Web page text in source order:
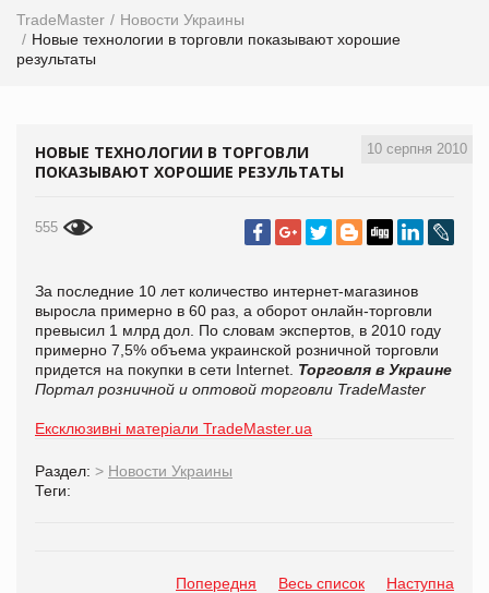
TradeMaster
Новости Украины
Новые технологии в торговли показывают хорошие
результаты
10 серпня 2010
НОВЫЕ ТЕХНОЛОГИИ В ТОРГОВЛИ
ПОКАЗЫВАЮТ ХОРОШИЕ РЕЗУЛЬТАТЫ
555
За последние 10 лет количество интернет-магазинов
выросла примерно в 60 раз, а оборот онлайн-торговли
превысил 1 млрд дол. По словам экспертов, в 2010 году
примерно 7,5% объема украинской розничной торговли
придется на покупки в сети Internet Торговля в Украине
Портал розничной и оптовой торговли TradeMaster
Ексклюзивні матеріали TradeMaster.ua
Раздел: > Новости Украины
Теги:
Попередня Весь список Наступна